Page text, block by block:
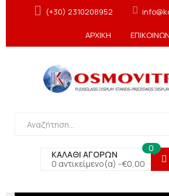
(+30) 2310208952
ΑΡΧΙΚΗ
ΚΑΛΑΘΙ ΑΓΟΡΩΝ
0 αντικείμενο(α) -€0,00
0